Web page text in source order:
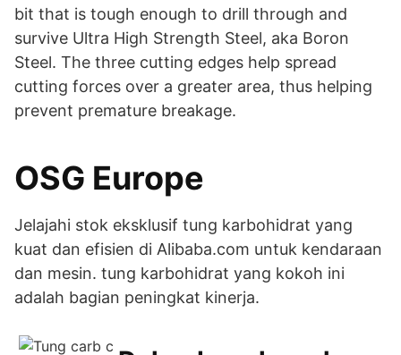
bit that is tough enough to drill through and
survive Ultra High Strength Steel, aka Boron
Steel. The three cutting edges help spread
cutting forces over a greater area, thus helping
prevent premature breakage.
OSG Europe
Jelajahi stok eksklusif tung karbohidrat yang
kuat dan efisien di Alibaba.com untuk kendaraan
dan mesin. tung karbohidrat yang kokoh ini
adalah bagian peningkat kinerja.